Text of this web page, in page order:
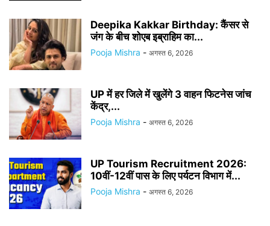
Deepika Kakkar Birthday: कैंसर से
जंग के बीच शोएब इब्राहिम का...
Pooja Mishra - अगस्त 6, 2026
UP में हर जिले में खुलेंगे 3 वाहन फिटनेस जांच
केंद्र,...
Pooja Mishra - अगस्त 6, 2026
UP Tourism Recruitment 2026:
10वीं-12वीं पास के लिए पर्यटन विभाग में...
Pooja Mishra - अगस्त 6, 2026